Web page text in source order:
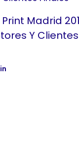
Madrid
Y Clientes